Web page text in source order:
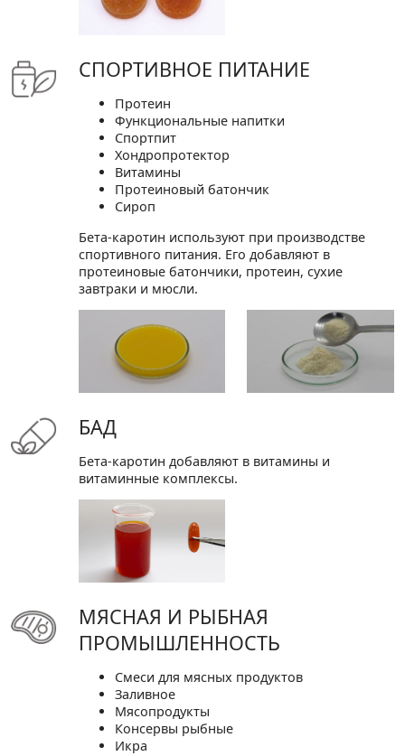
СПОРТИВНОЕ ПИТАНИЕ
Протеин
Функциональные напитки
Спортпит
Хондропротектор
Витамины
Протеиновый батончик
Сироп
Бета-каротин используют при производстве
спортивного питания. Его добавляют в
протеиновые батончики, протеин, сухие
завтраки и мюсли.
БАД
Бета-каротин добавляют в витамины и
витаминные комплексы.
МЯСНАЯ И РЫБНАЯ
ПРОМЫШЛЕННОСТЬ
Смеси для мясных продуктов
Заливное
Мясопродукты
Консервы рыбные
Икра